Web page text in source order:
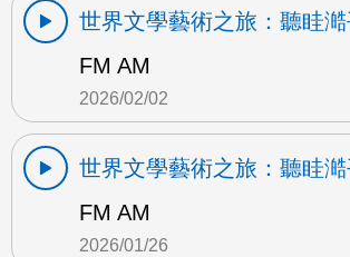
世界文學藝術之旅：聽眭
FM AM
2026/02/02
世界文學藝術之旅：聽眭
FM AM
2026/01/26